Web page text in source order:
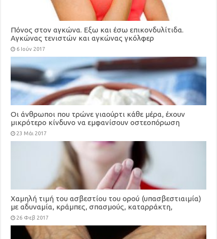
Πόνος στον αγκώνα. Εξω και έσω επικονδυλίτιδα.
Αγκώνας τενιστών και αγκώνας γκόλφερ
6 Ιούν 2017
Οι άνθρωποι που τρώνε γιαούρτι κάθε μέρα, έχουν
μικρότερο κίνδυνο να εμφανίσουν οστεοπόρωση
23 Μάι 2017
Xαμηλή τιμή του ασβεστίου του ορού (υπασβεστιαιμία)
με αδυναμία, κράμπες, σπασμούς, καταρράκτη,
καρδιακές αρρυθμίες
26 Φεβ 2017